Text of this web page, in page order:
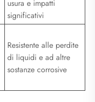
usura e impatti
significativi
Resistente alle perdite
di liquidi e ad altre
sostanze corrosive